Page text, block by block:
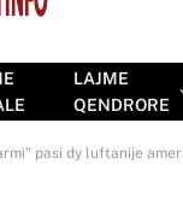
LAJME
QENDRORE
pasi dy luftanije